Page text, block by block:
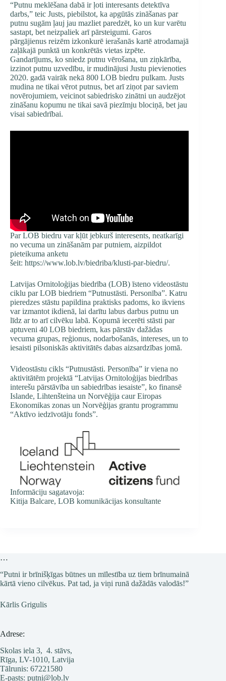
“Putnu meklēšana dabā ir ļoti interesants detektīva
darbs,” teic Justs, piebilstot, ka apgūtās zināšanas par
putnu sugām ļauj jau mazliet paredzēt, ko un kur varētu
sastapt, bet neizpaliek arī pārsteigumi. Garos
pārgājienus reizēm izkonkurē ierašanās kartē atrodamajā
zaļākajā punktā un konkrētās vietas izpēte.
Gandarījums, ko sniedz putnu vērošana, un ziņkārība,
izzinot putnu uzvedību, ir mudinājusi Justu pievienoties
2020. gadā vairāk nekā 800 LOB biedru pulkam. Justs
mudina ne tikai vērot putnus, bet arī ziņot par saviem
novērojumiem, veicinot sabiedrisko zinātni un audzējot
zināšanu kopumu ne tikai savā piezīmju blociņā, bet jau
visai sabiedrībai.
Par LOB biedru var kļūt jebkurš interesents, neatkarīgi
no vecuma un zināšanām par putniem, aizpildot
pieteikuma anketu
šeit: https://www.lob.lv/biedriba/klusti-par-biedru/.
Latvijas Ornitoloģijas biedrība (LOB) īsteno videostāstu
ciklu par LOB biedriem “Putnustāsti. Personība”. Katru
pieredzes stāstu papildina praktisks padoms, ko ikviens
var izmantot ikdienā, lai darītu labus darbus putnu un
līdz ar to arī cilvēku labā. Kopumā iecerēti stāsti par
aptuveni 40 LOB biedriem, kas pārstāv dažādas
vecuma grupas, reģionus, nodarbošanās, intereses, un to
iesaisti pilsoniskās aktivitātēs dabas aizsardzības jomā.
Videostāstu cikls “Putnustāsti. Personība” ir viena no
aktivitātēm projektā “Latvijas Ornitoloģijas biedrības
interešu pārstāvība un sabiedrības iesaiste”, ko finansē
Islande, Lihtenšteina un Norvēģija caur Eiropas
Ekonomikas zonas un Norvēģijas grantu programmu
“Aktīvo iedzīvotāju fonds”.
Informāciju sagatavoja:
Kitija Balcare, LOB komunikācijas konsultante
…
“Putni ir brīnišķīgas būtnes un mīlestība uz tiem brīnumainā
kārtā vieno cilvēkus. Pat tad, ja viņi runā dažādās valodās!”
Kārlis Grigulis
Adrese:
Skolas iela 3, 4. stāvs,
Rīga, LV-1010, Latvija
Tālrunis: 67221580
E-pasts: putni@lob.lv